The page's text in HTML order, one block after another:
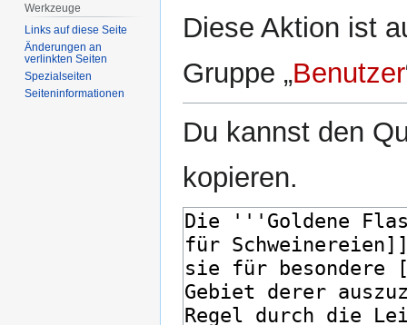
Diese Aktion ist
Gruppe „Benutzer
Du kannst den
kopieren.
Werkzeuge
Links auf diese Seite
Änderungen an
verlinkten Seiten
Spezialseiten
Seiten­­informationen